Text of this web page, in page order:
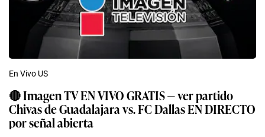
En Vivo US
🔴 Imagen TV EN VIVO GRATIS — ver partido
Chivas de Guadalajara vs. FC Dallas EN DIRECTO
por señal abierta